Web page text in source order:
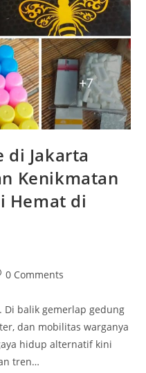
di Jakarta
Kenikmatan
Hemat di
0 Comments
Di balik gemerlap gedung
dan mobilitas warganya
hidup alternatif kini
tren…